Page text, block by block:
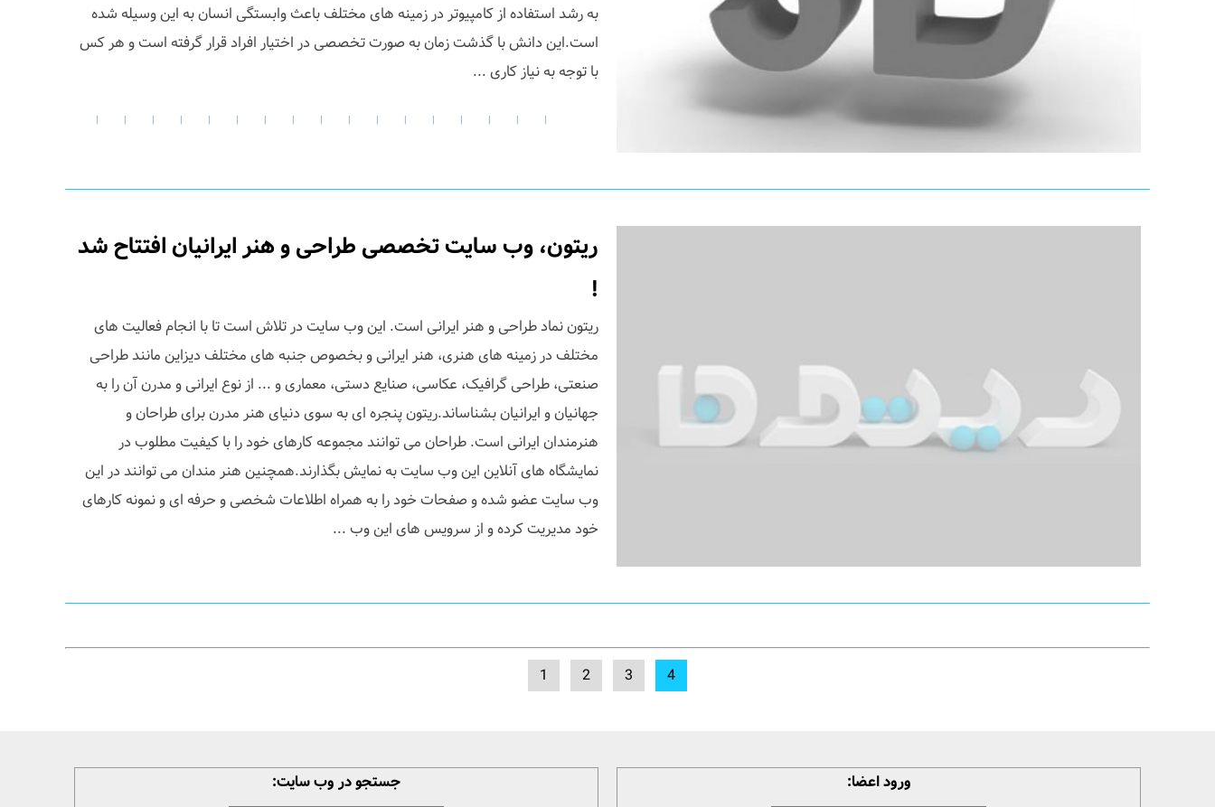
به رشد استفاده از کامپیوتر در زمینه های مختلف باعث وابستگی انسان به این وسیله شده
است.این دانش با گذشت زمان به صورت تخصصی در اختیار افراد قرار گرفته است و هر کس
با توجه به نیاز کاری ...
|
|
|
|
|
|
|
|
|
|
|
|
|
|
|
|
|
ریتون، وب سایت تخصصی طراحی و هنر ایرانیان افتتاح شد
!
ریتون نماد طراحی و هنر ایرانی است. این وب سایت در تلاش است تا با انجام فعالیت های
مختلف در زمینه های هنری، هنر ایرانی و بخصوص جنبه های مختلف دیزاین مانند طراحی
صنعتی، طراحی گرافیک، عکاسی، صنایع دستی، معماری و ... از نوع ایرانی و مدرن آن را به
جهانیان و ایرانیان بشناساند.ریتون پنجره ای به سوی دنیای هنر مدرن برای طراحان و
هنرمندان ایرانی است. طراحان می توانند مجموعه کارهای خود را با کیفیت مطلوب در
نمایشگاه های آنلاین این وب سایت به نمایش بگذارند.همچنین هنر مندان می توانند در این
وب سایت عضو شده و صفحات خود را به همراه اطلاعات شخصی و حرفه ای و نمونه کارهای
خود مدیریت کرده و از سرویس های این وب ...
1 2 3 4
ورود اعضا: جستجو در وب سایت: